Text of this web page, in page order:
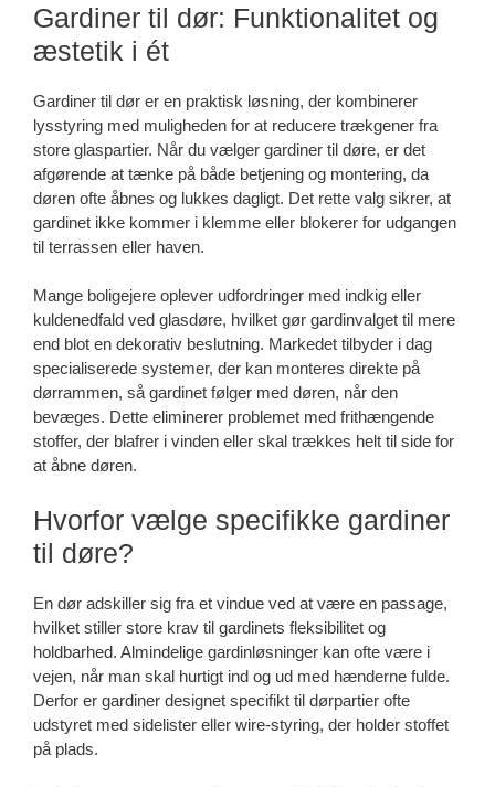
Gardiner til dør: Funktionalitet og
æstetik i ét
Gardiner til dør er en praktisk løsning, der kombinerer
lysstyring med muligheden for at reducere trækgener fra
store glaspartier. Når du vælger gardiner til døre, er det
afgørende at tænke på både betjening og montering, da
døren ofte åbnes og lukkes dagligt. Det rette valg sikrer, at
gardinet ikke kommer i klemme eller blokerer for udgangen
til terrassen eller haven.
Mange boligejere oplever udfordringer med indkig eller
kuldenedfald ved glasdøre, hvilket gør gardinvalget til mere
end blot en dekorativ beslutning. Markedet tilbyder i dag
specialiserede systemer, der kan monteres direkte på
dørrammen, så gardinet følger med døren, når den
bevæges. Dette eliminerer problemet med frithængende
stoffer, der blafrer i vinden eller skal trækkes helt til side for
at åbne døren.
Hvorfor vælge specifikke gardiner
til døre?
En dør adskiller sig fra et vindue ved at være en passage,
hvilket stiller store krav til gardinets fleksibilitet og
holdbarhed. Almindelige gardinløsninger kan ofte være i
vejen, når man skal hurtigt ind og ud med hænderne fulde.
Derfor er gardiner designet specifikt til dørpartier ofte
udstyret med sidelister eller wire-styring, der holder stoffet
på plads.